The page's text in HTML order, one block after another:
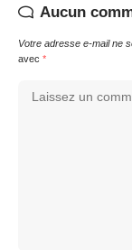
Aucun
Votre adresse e-mail ne
avec *